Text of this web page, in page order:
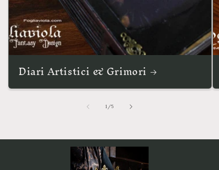
Diari Artistici & Grimori
1 /su5